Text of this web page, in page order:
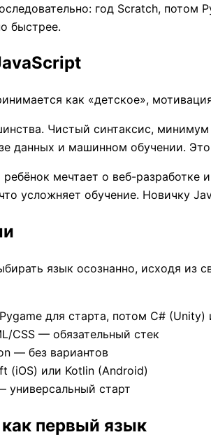
год Scratch,
быстрее.
как «детское»,
Чистый синтаксис, минимум
данных и машинном обучении.
мечтает о веб-разработке
усложняет обучение. Новичку
язык осознанно, исходя из
для старта, потом C# (Unity)
CSS — обязательный стек
— без вариантов
(iOS) или Kotlin (Android)
универсальный старт
первый язык